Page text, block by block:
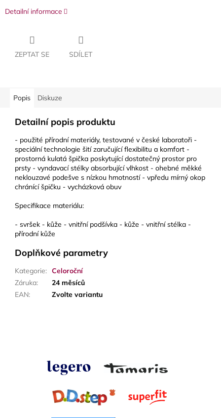
Detailní informace
ZEPTAT SE SDÍLET
Popis Diskuze
Detailní popis produktu
- použité přírodní materiály, testované v české laboratoři -
speciální technologie šití zaručující flexibilitu a komfort -
prostorná kulatá špička poskytující dostatečný prostor pro
prsty - vyndavací stélky absorbující vlhkost - ohebné měkké
neklouzavé podešve s nízkou hmotností - vpředu mírný okop
chránící špičku - vycházková obuv
Specifikace materiálu:
- svršek - kůže - vnitřní podšívka - kůže - vnitřní stélka -
přírodní kůže
Doplňkové parametry
Kategorie: Celoroční
Záruka:
24 měsíců
EAN: Zvolte variantu